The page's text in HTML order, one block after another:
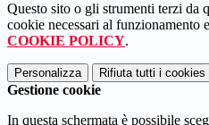
Questo sito o gli strumenti terzi da
cookie necessari al
COOKIE POLICY.
Personalizza Rifiuta tutti i cookies
Gestione cookie
In questa schermata è possibile